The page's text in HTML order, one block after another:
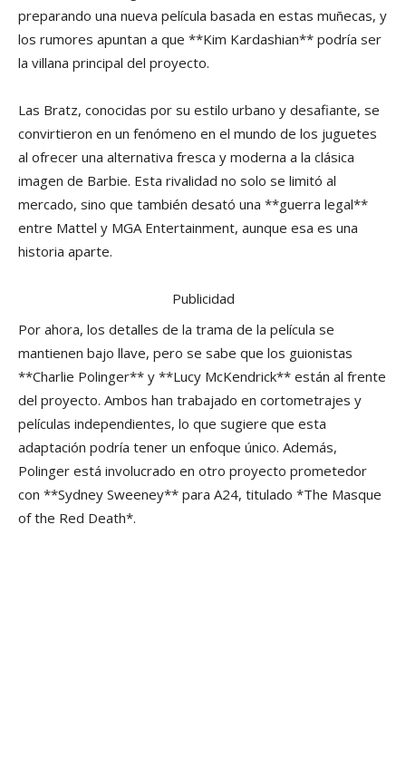
preparando una nueva película basada en estas muñecas, y
los rumores apuntan a que **Kim Kardashian** podría ser
la villana principal del proyecto.
Las Bratz, conocidas por su estilo urbano y desafiante, se
convirtieron en un fenómeno en el mundo de los juguetes
al ofrecer una alternativa fresca y moderna a la clásica
imagen de Barbie. Esta rivalidad no solo se limitó al
mercado, sino que también desató una **guerra legal**
entre Mattel y MGA Entertainment, aunque esa es una
historia aparte.
Publicidad
Por ahora, los detalles de la trama de la película se
mantienen bajo llave, pero se sabe que los guionistas
**Charlie Polinger** y **Lucy McKendrick** están al frente
del proyecto. Ambos han trabajado en cortometrajes y
películas independientes, lo que sugiere que esta
adaptación podría tener un enfoque único. Además,
Polinger está involucrado en otro proyecto prometedor
con **Sydney Sweeney** para A24, titulado *The Masque
of the Red Death*.